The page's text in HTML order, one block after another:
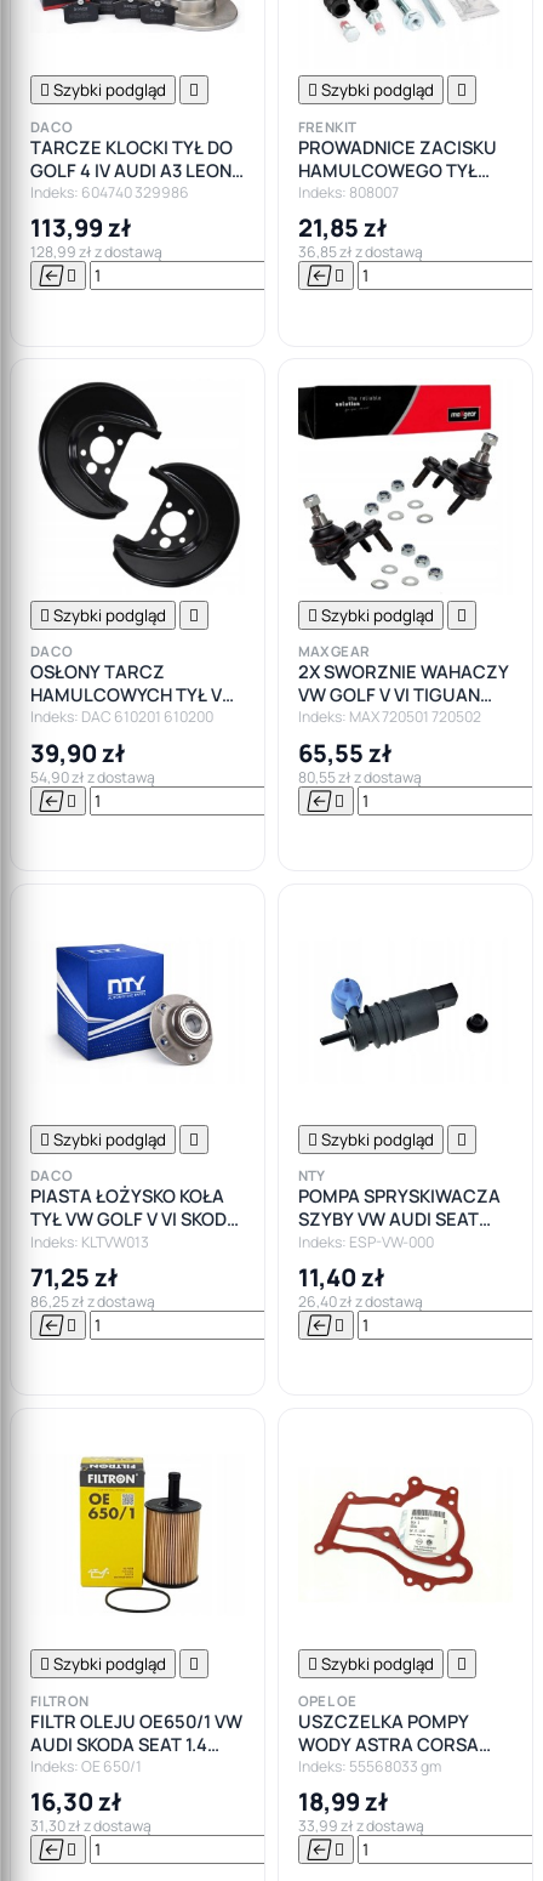
 Szybki podgląd 
DACO
TARCZE KLOCKI TYŁ DO
GOLF 4 IV AUDI A3 LEON
FABIA
Indeks: 604740 329986
113,99 zł
128,99 zł z dostawą
  

 Szybki podgląd 
FRENKIT
PROWADNICE ZACISKU
HAMULCOWEGO TYŁ
CITROEN PEUGEOT
Indeks: 808007
21,85 zł
36,85 zł z dostawą
 
 Szybki podgląd 
DACO
OSŁONY TARCZ
HAMULCOWYCH TYŁ VW
GOLF 4 AUDI A3 LEON
FABIA BORA KOTWICZNE
Indeks: DAC 610201 610200
39,90 zł
54,90 zł z dostawą
  

 Szybki podgląd 
MAXGEAR
2X SWORZNIE WAHACZY
VW GOLF V VI TIGUAN
TOURAN AUDI A3 Q3
SKODA SEAT
Indeks: MAX 720501 720502
65,55 zł
80,55 zł z dostawą
 
 Szybki podgląd 
DACO
PIASTA ŁOŻYSKO KOŁA
TYŁ VW GOLF V VI SKODA
OCTAVIA III SEAT LEON
AUDI A3 8P
Indeks: KLTVW013
71,25 zł
86,25 zł z dostawą
  

 Szybki podgląd 
NTY
POMPA SPRYSKIWACZA
SZYBY VW AUDI SEAT
SKODA
Indeks: ESP-VW-000
11,40 zł
26,40 zł z dostawą
 
 Szybki podgląd 
FILTRON
FILTR OLEJU OE650/1 VW
AUDI SKODA SEAT 1.4
2.0TDI
Indeks: OE 650/1
16,30 zł
31,30 zł z dostawą
  

 Szybki podgląd 
OPEL OE
USZCZELKA POMPY
WODY ASTRA CORSA
MERIVA 1.2 1.4
Indeks: 55568033 gm
18,99 zł
33,99 zł z dostawą
 